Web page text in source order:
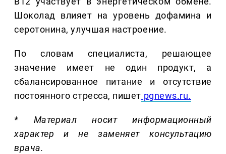
Шоколад влияет на уровень дофамина и
серотонина, улучшая настроение.
По словам специалиста, решающее
значение имеет не один продукт, а
сбалансированное питание и отсутствие
постоянного стресса, пишет pgnews.ru.
* Материал носит информационный
характер и не заменяет консультацию
врача.